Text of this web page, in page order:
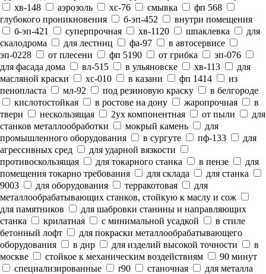
хв-148
аэрозоль хс-76 смывка
фп 568
глубокого проникновения
б-эп-452
внутри помещения
б-эп-421
суперпрочная хв-1120 шпаклевка
для
скалодрома
для лестниц фа-97
в автосервисе
эп-0228
от плесени фп 5190 от грибка
эп-076
для фасада дома
вл-515 в ульяновске хв-113
для
масляной краски
хс-010 в казани фп 1414
из
пенопласта
мл-92 под резиновую краску
в белгороде
кислотостойкая
в ростове на дону жаропрочная
в
твери
нескользящая 2ух компонентная от пыли
для
станков металлообработки
мокрый камень
для
промышленного оборудования
в сургуте пф-133
для
агрессивных сред
для ударной вязкости
противоскользящая
для токарного станка в пензе
для
помещения токарно требования
для склада
для станка
9003
для оборудования терракотовая
для
металлообрабатывающих станков, стойкую к маслу и сож
для памятников
для шабровки станины и направляющих
станка
крилатная с минимальной усадкой
в стиле
бетонный лофт
для покраски металлообрабатывающего
оборудования
в днр для изделий высокой точности
в
москве
стойкое к механическим воздействиям
90 минут
специализированные
r90 станочная
для металла